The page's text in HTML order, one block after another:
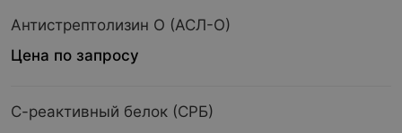
Антистрептолизин О (АСЛ-О)
Цена по запросу
С-реактивный белок (СРБ)